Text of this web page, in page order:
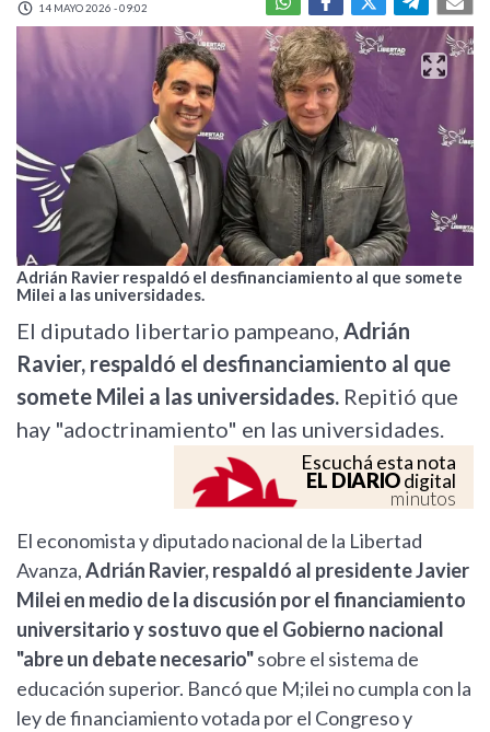
14 MAYO 2026 - 09:02
Adrián Ravier respaldó el desfinanciamiento al que somete
Milei a las universidades.
El diputado libertario pampeano, Adrián
Ravier, respaldó el desfinanciamiento al que
somete Milei a las universidades. Repitió que
hay "adoctrinamiento" en las universidades.
Escuchá esta nota
EL DIARIOdigital
minutos
El economista y diputado nacional de la Libertad
Avanza,Adrián Ravier, respaldó al presidente Javier
Milei en medio de la discusión por el financiamiento
universitario y sostuvo que el Gobierno nacional
"abre un debate necesario"sobre el sistema de
educación superior. Bancó que M;ilei no cumpla con la
ley de financiamiento votada por el Congreso y